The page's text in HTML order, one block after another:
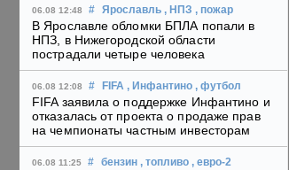
06.08 12:48 # Ярославль , НПЗ , пожар
В Ярославле обломки БПЛА попали в
НПЗ, в Нижегородской области
пострадали четыре человека
06.08 12:08 # FIFA , Инфантино , футбол
FIFA заявила о поддержке Инфантино и
отказалась от проекта о продаже прав
на чемпионаты частным инвесторам
06.08 11:25 # бензин , топливо , евро-2